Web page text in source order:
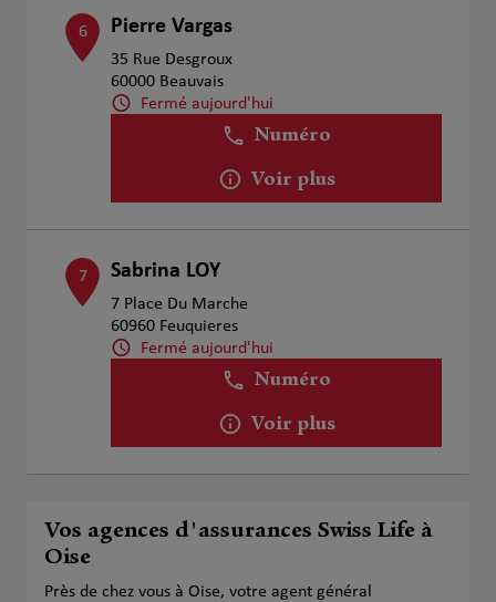
6 Pierre Vargas
35 Rue Desgroux
60000 Beauvais
Fermé aujourd'hui
Numéro
Voir plus
7 Sabrina LOY
7 Place Du Marche
60960 Feuquieres
Fermé aujourd'hui
Numéro
Voir plus
Vos agences d'assurances Swiss Life à
Oise
Près de chez vous à Oise, votre agent général